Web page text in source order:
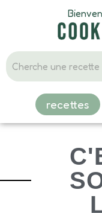
recettes